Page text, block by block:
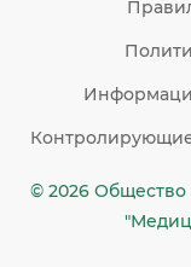
© 2026 Общество